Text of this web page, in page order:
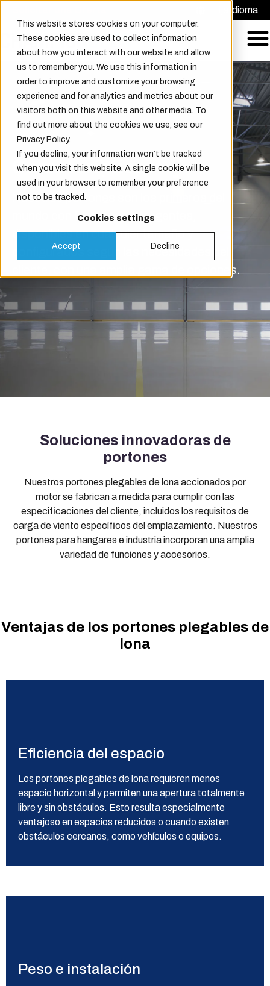
This website stores cookies on your computer.
These cookies are used to collect information
about how you interact with our website and allow
us to remember you. We use this information in
order to improve and customize your browsing
experience and for analytics and metrics about our
visitors both on this website and other media. To
find out more about the cookies we use, see our
Privacy Policy.
If you decline, your information won’t be tracked
when you visit this website. A single cookie will be
used in your browser to remember your preference
not to be tracked.
Cookies settings
Accept Decline
Elija idioma
Características
Nuestros portones son los primeros del
mundo con funciones inteligentes,
disponibles en cualquier tamaño y
configurados según las necesidades del
cliente, con una amplia gama de opciones.
Soluciones innovadoras de
portones
Nuestros portones plegables de lona accionados por
motor se fabrican a medida para cumplir con las
especificaciones del cliente, incluidos los requisitos de
carga de viento específicos del emplazamiento. Nuestros
portones para hangares e industria incorporan una amplia
variedad de funciones y accesorios.
Ventajas de los portones plegables de
lona
Eficiencia del espacio
Los portones plegables de lona requieren menos
espacio horizontal y permiten una apertura totalmente
libre y sin obstáculos. Esto resulta especialmente
ventajoso en espacios reducidos o cuando existen
obstáculos cercanos, como vehículos o equipos.
Peso e instalación